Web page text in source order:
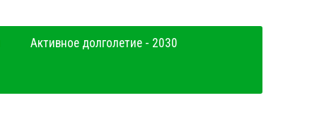
Активное долголетие - 2030